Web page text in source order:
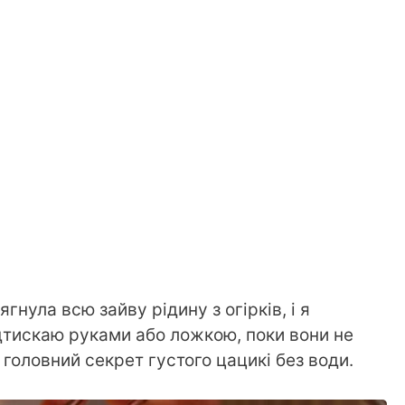
всю зайву рідину з огірків, і я
руками або ложкою, поки вони не
секрет густого цацикі без води.